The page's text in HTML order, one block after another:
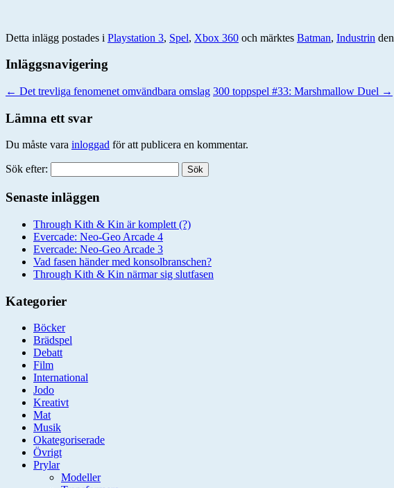
Detta inlägg postades i Playstation 3, Spel, Xbox 360 och märktes Batman, Industrin den
Inläggsnavigering
← Det trevliga fenomenet omvändbara omslag 300 toppspel #33: Marshmallow Duel →
Lämna ett svar
Du måste vara inloggad för att publicera en kommentar.
Sök efter:
Senaste inläggen
Through Kith & Kin är komplett (?)
Evercade: Neo-Geo Arcade 4
Evercade: Neo-Geo Arcade 3
Vad fasen händer med konsolbranschen?
Through Kith & Kin närmar sig slutfasen
Kategorier
Böcker
Brädspel
Debatt
Film
International
Jodo
Kreativt
Mat
Musik
Okategoriserade
Övrigt
Prylar
Modeller